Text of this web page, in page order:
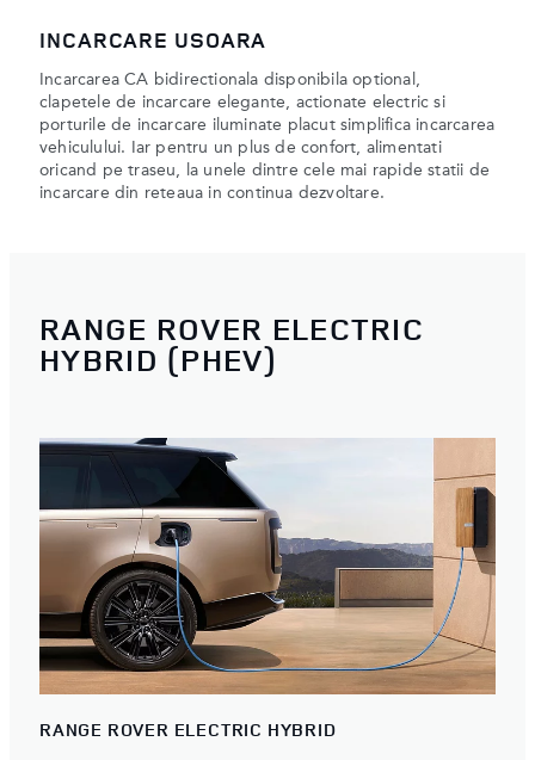
INCARCARE USOARA
Incarcarea CA bidirectionala disponibila optional,
clapetele de incarcare elegante, actionate electric si
porturile de incarcare iluminate placut simplifica incarcarea
vehiculului. Iar pentru un plus de confort, alimentati
oricand pe traseu, la unele dintre cele mai rapide statii de
incarcare din reteaua in continua dezvoltare.
RANGE ROVER ELECTRIC
HYBRID (PHEV)
RANGE ROVER ELECTRIC HYBRID